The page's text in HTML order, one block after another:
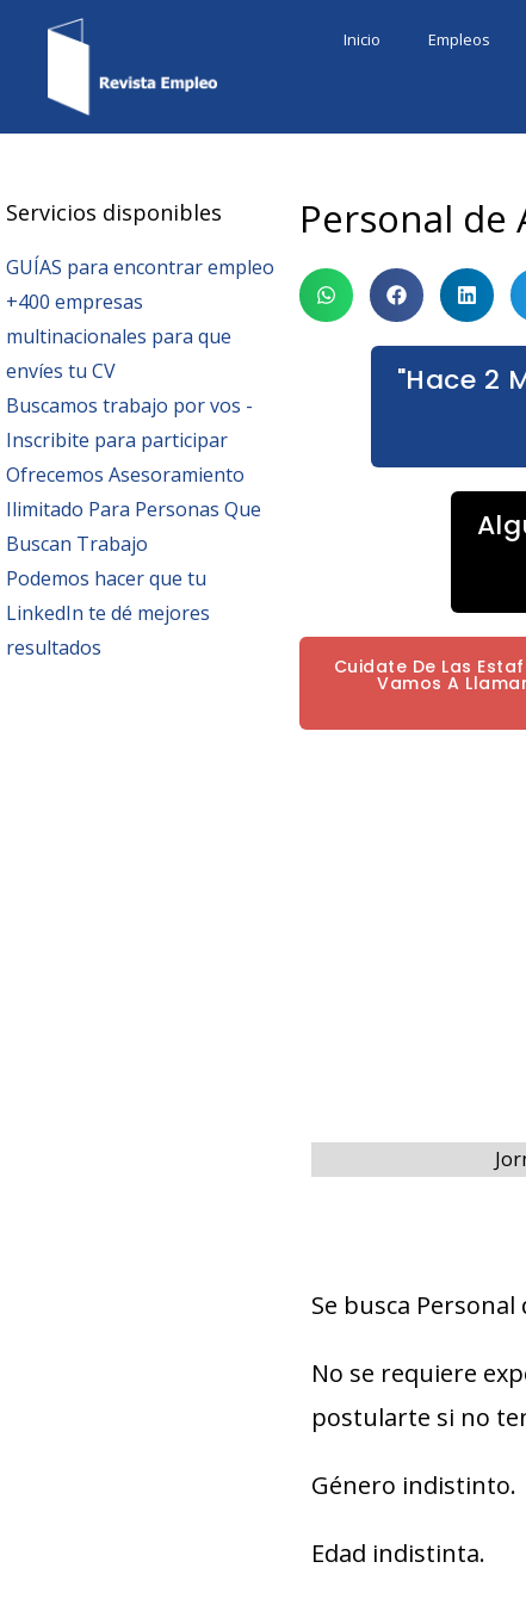
Inicio Empleos
Servicios disponibles
GUÍAS para encontrar empleo
+400 empresas
multinacionales para que
envíes tu CV
Buscamos trabajo por vos -
Inscribite para participar
Ofrecemos Asesoramiento
Ilimitado Para Personas Que
Buscan Trabajo
Podemos hacer que tu
LinkedIn te dé mejores
resultados
Personal de
"Hace 2
Cuidate De Las
Vamos A
Se busca
No se requiere
postularte si no
Género indistinto.
Edad indistinta.